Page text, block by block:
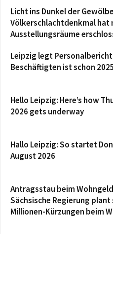
Licht ins Dunkel der
Völkerschlachtdenkmal hat
Ausstellungsräume
Leipzig legt
Beschäftigten ist schon
Hello Leipzig: Here’s how
2026 gets underway
Hallo Leipzig: So startet
August 2026
Antragsstau beim
Sächsische Regierung
Millionen-Kürzungen beim